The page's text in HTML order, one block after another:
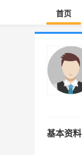
首页
基本资料